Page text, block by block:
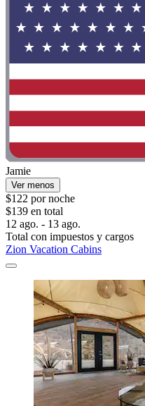
Jamie
Ver menos
$122 por noche
$139 en total
12 ago. - 13 ago.
Total con impuestos y cargos
Zion Vacation Cabins